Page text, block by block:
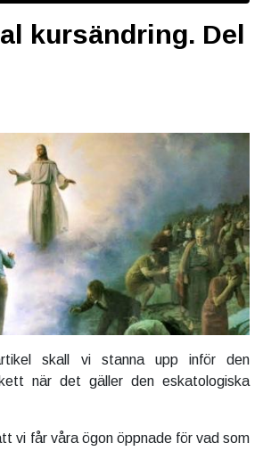
kursändring. Del
skall vi stanna upp inför den
när det gäller den eskatologiska
vi får våra ögon öppnade för vad som